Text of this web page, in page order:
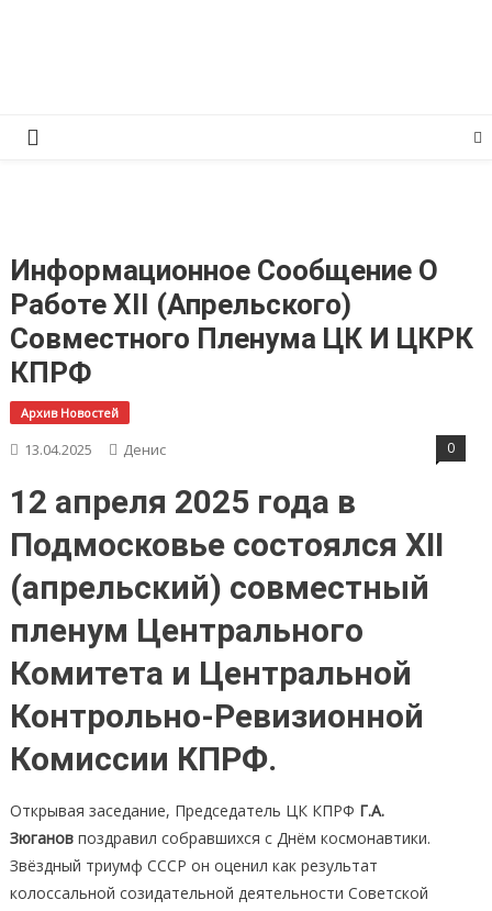
Информационное Сообщение О
Работе XII (апрельского)
Совместного Пленума ЦК И ЦКРК
КПРФ
Архив Новостей
13.04.2025 Денис 0
12 апреля 2025 года в
Подмосковье состоялся XII
(апрельский) совместный
пленум Центрального
Комитета и Центральной
Контрольно-Ревизионной
Комиссии КПРФ.
Открывая заседание, Председатель ЦК КПРФ Г.А.
Зюгановпоздравил собравшихся с Днём космонавтики.
Звёздный триумф СССР он оценил как результат
колоссальной созидательной деятельности Советской